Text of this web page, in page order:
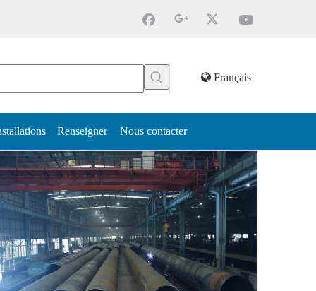
Français
Renseigner Nous contacter